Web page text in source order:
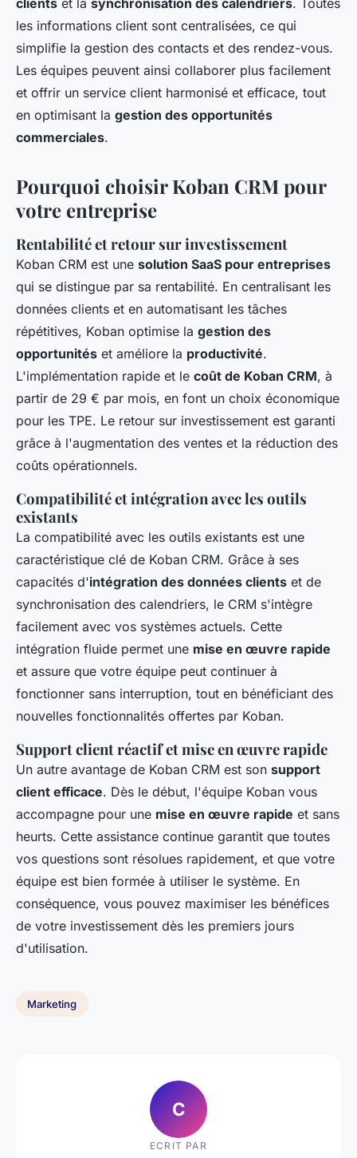
clients et la synchronisation des calendriers. Toutes
les informations client sont centralisées, ce qui
simplifie la gestion des contacts et des rendez-vous.
Les équipes peuvent ainsi collaborer plus facilement
et offrir un service client harmonisé et efficace, tout
en optimisant la gestion des opportunités
commerciales.
Pourquoi choisir Koban CRM pour
votre entreprise
Rentabilité et retour sur investissement
Koban CRM est une solution SaaS pour entreprises
qui se distingue par sa rentabilité. En centralisant les
données clients et en automatisant les tâches
répétitives, Koban optimise la gestion des
opportunités et améliore la productivité.
L'implémentation rapide et le coût de Koban CRM, à
partir de 29 € par mois, en font un choix économique
pour les TPE. Le retour sur investissement est garanti
grâce à l'augmentation des ventes et la réduction des
coûts opérationnels.
Compatibilité et intégration avec les outils
existants
La compatibilité avec les outils existants est une
caractéristique clé de Koban CRM. Grâce à ses
capacités d'intégration des données clients et de
synchronisation des calendriers, le CRM s'intègre
facilement avec vos systèmes actuels. Cette
intégration fluide permet une mise en œuvre rapide
et assure que votre équipe peut continuer à
fonctionner sans interruption, tout en bénéficiant des
nouvelles fonctionnalités offertes par Koban.
Support client réactif et mise en œuvre rapide
Un autre avantage de Koban CRM est son support
client efficace. Dès le début, l'équipe Koban vous
accompagne pour une mise en œuvre rapide et sans
heurts. Cette assistance continue garantit que toutes
vos questions sont résolues rapidement, et que votre
équipe est bien formée à utiliser le système. En
conséquence, vous pouvez maximiser les bénéfices
de votre investissement dès les premiers jours
d'utilisation.
Marketing
C
ECRIT PAR